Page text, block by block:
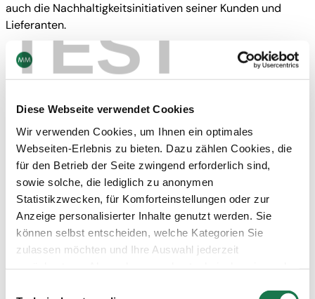
TEST
Diese Webseite verwendet Cookies
Wir verwenden Cookies, um Ihnen ein optimales
Webseiten-Erlebnis zu bieten. Dazu zählen Cookies, die
für den Betrieb der Seite zwingend erforderlich sind,
sowie solche, die lediglich zu anonymen
Statistikzwecken, für Komforteinstellungen oder zur
Anzeige personalisierter Inhalte genutzt werden. Sie
können selbst entscheiden, welche Kategorien Sie
zulassen möchten und Ihre Auswahl jederzeit
auch die Nachhaltigkeitsinitiativen seiner Kunden und
Lieferanten.
———————————————————————-
Über SBTi
Die Science Based Targets initiative (SBTi) ist ein globales
Gremium, das Unternehmen ermöglicht, sich ehrgeizige
Emissionsreduktionsziele im Einklang mit den neuesten
Erkenntnissen der Klimawissenschaft zu setzen. Die
Initiative verfolgt das Ziel, dass Unternehmen weltweit ihre
Emissionen bis 2030 halbieren und bis 2050 Netto-Null-
Emissionen erreichen.
Die Initiative ist eine Zusammenarbeit zwischen CDP,
Global Compact der Vereinten Nationen, World Resources